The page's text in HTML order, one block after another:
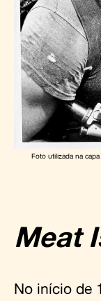
Foto utilizada na
Meat
No início de